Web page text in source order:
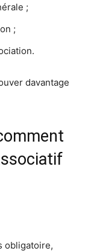
;
;
davantage
obligatoire,